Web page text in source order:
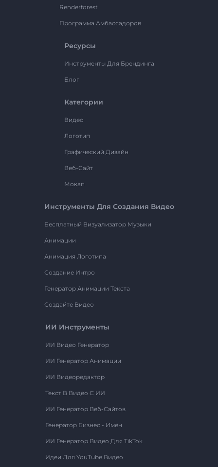
Renderforest
Программа Амбассадоров
Ресурсы
Инструменты Для Брендинга
Блог
Категории
Видео
Логотип
Графический Дизайн
Веб-Сайт
Мокап
Инструменты Для Создания Видео
Бесплатный Визуализатор Музыки
Анимации
Анимация Логотипа
Создание Интро
Генератор Анимации Текста
Создайте Видео
ИИ Инструменты
ИИ Видео Генератор
ИИ Генератор Анимации
ИИ Видеоредактор
Текст В Видео С ИИ
ИИ Генератор Веб-Сайтов
Генератор Бизнес - Имён
ИИ Генератор Видео Для TikTok
Идеи Для YouTube Видео